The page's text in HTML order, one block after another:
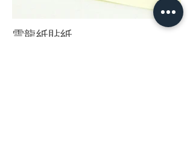
雲龍紙貼紙